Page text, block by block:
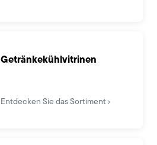
Getränkekühlvitrinen
Entdecken Sie das Sortiment